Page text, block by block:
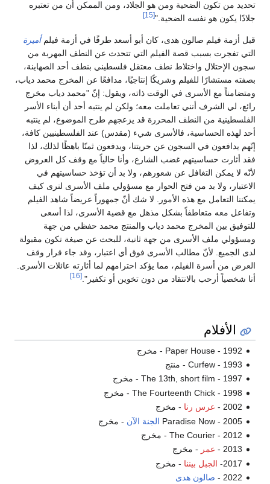
تحديد من تكون الضحية ومن هو الجلاد، ومن الممكن أن من تعتبره
جلادًا يكون هو نفسه الضحية."[15]
قبل أزمة فيلم صالون هدى، كان أبو أسعد طرفًا في أزمة فيلمأميرة
التي تفجرت بسبب قصة الفيلم التي تتحدث عن النطف المهربة من
سجون الإحتلال واختلاط نطف معتقل فلسطيني بنطف أحد الصهاينة،
بصفته مستشارًا للفيلم وشريكًا إنتاجيًا، مدافعًا عن المخرج محمد دياب،
ومتضامناً مع الأسرى في الوقت ذاته، ويقول: إنّ "محمد دياب مخرج
رائع، لي الشرف أنني تعاملت معه؛ ولكن لم ينتبه أحد أن أبناء الأسر
الفلسطينية من النطف المحررة قد يزعجهم طرح الموضوع، لم ينتبه
أحد لهذه الحساسية، فالأسرى شيء (مقدس) عند الفلسطينيين كافة،
إنّهم يدافعون في السجون عن حريتنا، ويدفعون ثمنًا باهظًا لذلك، لذا
فقد أثارت حساسيتهم غضب الشارع، وأنا حالياً مع وقف كل العروض
لأنّه لا يمكن التغافل عن شعورهم، ولا بد أن تؤخذ حساسيتهم في
الاعتبار، ولا بد من فتح الحوار مع مسؤولي ملف الأسرى لنرى كيف
يمكننا التعامل مع هذه الأمور. لا شك أنّ جمهوراً عريضاً شاهد الفيلم
وتفاعل معه متعاطفاً بشكل مذهل مع قضية الأسرى، لذا أسعى
للتوفيق بين المخرج محمد دياب والمنتج محمد حفظي من جهة
ومسؤولي ملف الأسرى من جهة ثانية، للبحث عن صيغة تكون مقبولة
لدى الجميع. لأنّ مطالب الأسرى فوق أي اعتبار، وقد جاء قرار وقف
العرض من أسرة الفيلم، مما يؤكد احترامهم لما أثارته عائلات الأسرى.
أنا شخصياً أرحب بالانتقاد من دون تخوين أو تكفير". [16]
الأفلام
Paper House - 1992 - مخرج
Curfew - 1993 - منتج
1997 - The 13th, short film - مخرج
The Fourteenth Chick - 1998 - مخرج
2002 -
عرس رنا - مخرج
Paradise Now - 2005 الجنة الآن - مخرج
The Courier - 2012 - مخرج
2013 -
عمر - مخرج
2017-
الجبل بيننا - مخرج
2022 -
صالون هدى